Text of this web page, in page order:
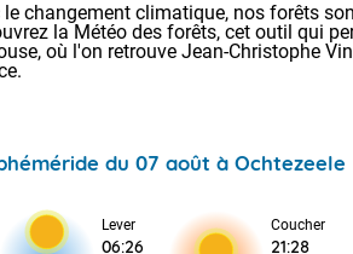
le changement climatique, nos forêts
la Météo des forêts, cet outil qui
où l'on retrouve Jean-Christophe
du 07 août à Ochtezeele
Lever
06:26
Coucher
21:28
Voici les